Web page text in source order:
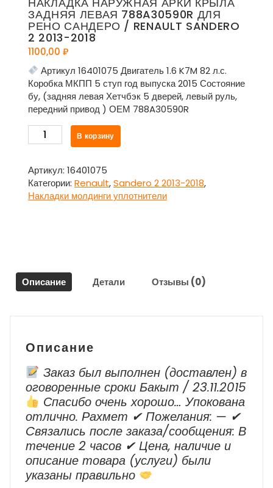
ЗАДНЯЯ ЛЕВАЯ 788A30590R ДЛЯ
РЕНО САНДЕРО / RENAULT SANDERO
2 2013-2018
1100,00 ₽
Артикул 16401075 Двигатель 1.6 K7M 82 л.с.
Коробка МКПП 5 ступ год выпуска 2015 Состояние
бу, (задняя левая Хетчбэк 5 дверей, левый руль,
передний привод ) ОЕМ 788A30590R
Количество
товара
наружная
арки
крыла
Сандеро
/
2018
В корзину
Артикул: 16401075
Категории: Renault,Sandero 2 2013-2018,
Накладки молдинги уплотнители
Описание Детали Отзывы (0)
Описание
Заказ был выполнен (доставлен) в
оговоренные сроки Бакыт / 23.11.2015
Спасибо очень хорошо… Упокована
отлично. Рахмет ✔ Пожелания: — ✔
Cвязались после заказа/сообщения: В
течение 2 часов ✔ Цена, наличие и
описание товара (услуги) были
указаны правильно